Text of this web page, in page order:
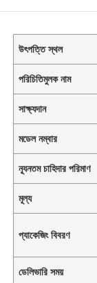
উৎপত্তি স্থল
পরিচিতিমুলক নাম
সাক্ষ্যদান
মডেল নম্বার
ন্যূনতম চাহিদার পরিমাণ
মূল্য
প্যাকেজিং বিবরণ
ডেলিভারি সময়